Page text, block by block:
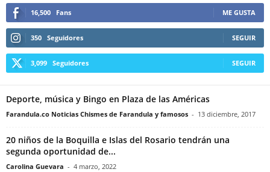
16,500 Fans ME GUSTA
350 Seguidores SEGUIR
3,099 Seguidores SEGUIR
Deporte, música y Bingo en Plaza de las Américas
Farandula.co Noticias Chismes de Farandula y famosos - 13 diciembre, 2017
20 niños de la Boquilla e Islas del Rosario tendrán una
segunda oportunidad de...
Carolina Guevara - 4 marzo, 2022